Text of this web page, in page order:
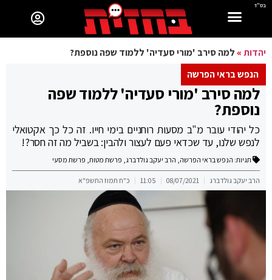
בס"ד
יהדות» למה סירב 'מורי סעדיה' ללמוד שפה נוספת?
הנפש בראי הפרשה
למה סירב 'מורי סעדיה' ללמוד שפה
נוספת?
כל יהודי עובר מ"ב מסעות רוחניים בימי חייו. זה כל כך אקטואלי
לנפש שלנו, עד שכדאי פעם לעצור ולהבין: בשביל מה זה חסר?!
תגיות: הנפש בראי הפרשה, הרב יעקב גולדברג, פרשת מטות, פרשת מסעי
הרב יעקב גולדברג 08/07/2021
11:05 כ"ח תמוז התשפ"א